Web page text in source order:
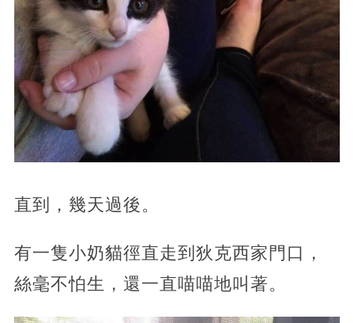
直到，幾天過後。
有一隻小奶貓徑直走到狄克西家門口，
絲毫不怕生，還一直喵喵地叫著。